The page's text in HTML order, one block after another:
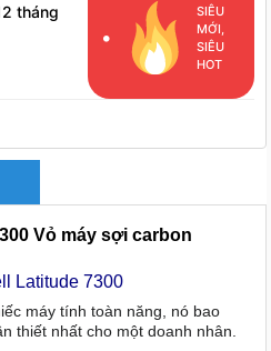
tháng
SIÊU
MỚI,
SIÊU
HOT
Vỏ máy sợi carbon
Latitude 7300
máy tính toàn năng, nó bao
thiết nhất cho một doanh nhân.